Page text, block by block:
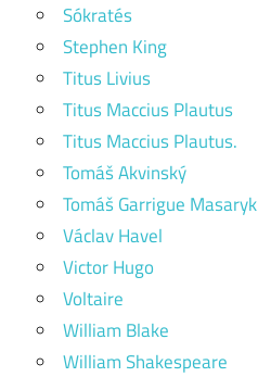
Sókratés
Stephen King
Titus Livius
Titus Maccius Plautus
Titus Maccius Plautus.
Tomáš Akvinský
Tomáš Garrigue Masaryk
Václav Havel
Victor Hugo
Voltaire
William Blake
William Shakespeare